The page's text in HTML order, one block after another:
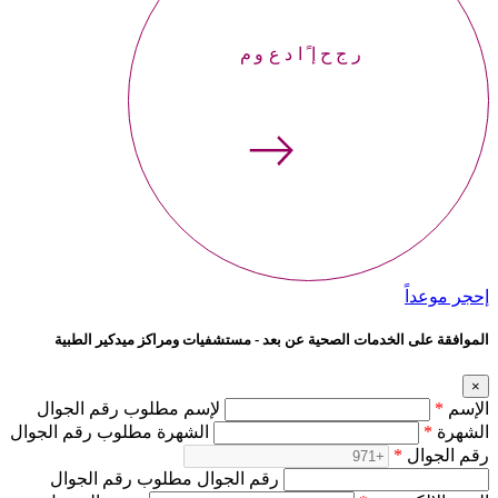
إحجر موعداً
إحجر موعداً
الموافقة على الخدمات الصحية عن بعد - مستشفيات ومراكز ميدكير الطبية
×
الإسم *
لإسم مطلوب رقم الجوال
الشهرة *
الشهرة مطلوب رقم الجوال
رقم الجوال *
رقم الجوال مطلوب رقم الجوال